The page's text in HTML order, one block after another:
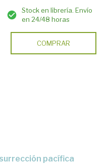
Stock en librería. Envío
en 24/48 horas
COMPRAR
pacífica